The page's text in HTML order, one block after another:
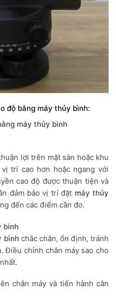
độ bằng máy thủy bình:
máy thủy bình
lợi trên mặt sàn hoặc khu
trí cao hơn hoặc ngang với
cao độ được thuận tiện và
đảm bảo vị trí đặt máy thủy
đến các điểm cần đo.
bình
bình chắc chắn, ổn định, tránh
Điều chỉnh chân máy sao cho
chân máy và tiến hành cân